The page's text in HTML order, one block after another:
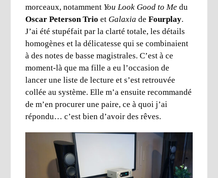
morceaux, notamment You Look Good to Medu
Oscar Peterson Trio et Galaxia deFourplay.
J’ai été stupéfait par la clarté totale, les détails
homogènes et la délicatesse qui se combinaient
à des notes de basse magistrales. C’est à ce
moment-là que ma fille a eu l’occasion de
lancer une liste de lecture et s’est retrouvée
collée au système. Elle m’a ensuite recommandé
de m’en procurer une paire, ce à quoi j’ai
répondu… c’est bien d’avoir des rêves.